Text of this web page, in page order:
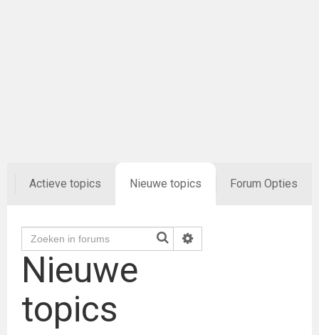
Actieve topics Nieuwe topics Forum Opties
Nieuwe
topics